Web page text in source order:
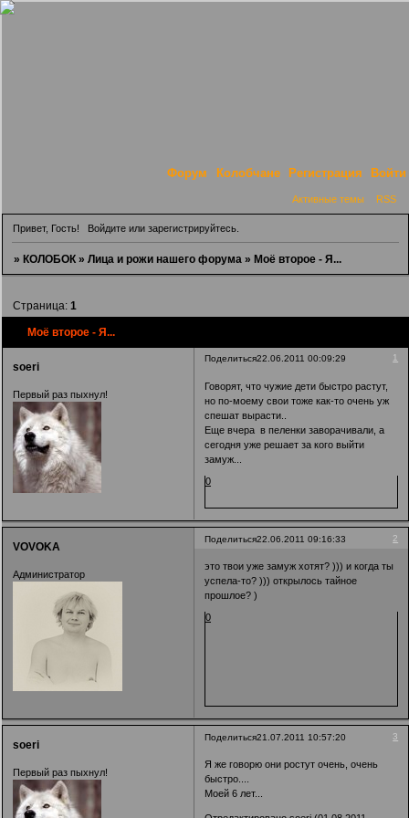
Форум Колобчане Регистрация Войти
Активные темы RSS
Привет, Гость! Войдитеили зарегистрируйтесь.
»КОЛОБОК »Лица и рожи нашего форума »Моё второе - Я...
Моё второе - Я...
Страница:1
Поделиться 1
22.06.2011 00:09:29
soeri
Первый раз пыхнул!
Говорят, что чужие дети быстро растут,
но по-моему свои тоже как-то очень уж
спешат вырасти..
Еще вчера в пеленки заворачивали, а
сегодня уже решает за кого выйти
замуж...
0
Поделиться 2
22.06.2011 09:16:33
VOVOKA
Администратор
это твои уже замуж хотят? ))) и когда ты
успела-то? ))) открылось тайное
прошлое? )
0
Поделиться 3
21.07.2011 10:57:20
soeri
Первый раз пыхнул!
Я же говорю они ростут очень, очень
быстро....
Моей 6 лет...